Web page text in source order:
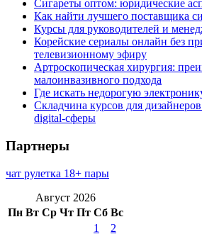
Сигареты оптом: юридические
Как найти лучшего поставщика
Курсы для руководителей и
Корейские сериалы онлайн без
телевизионному эфиру
Артроскопическая хирургия:
малоинвазивного подхода
Где искать недорогую
Складчина курсов для
digital-сферы
Партнеры
чат рулетка 18+ пары
Август 2026
Пн Вт Ср Чт Пт Сб Вс
1
2